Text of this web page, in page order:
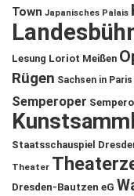
Town Japanisches Palais
Lesung Loriot Meißen
Rügen Sachsen in Paris
Semperoper
Staatsschauspiel
Theater
Dresden-Bautzen eG